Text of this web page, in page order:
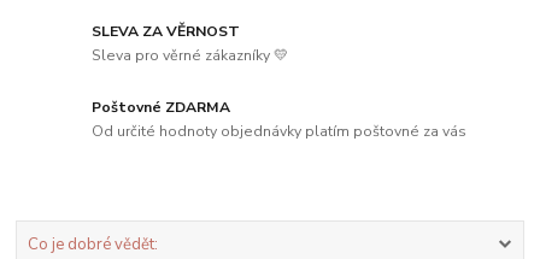
SLEVA ZA VĚRNOST
Sleva pro věrné zákazníky 💛
Poštovné ZDARMA
Od určité hodnoty objednávky platím poštovné za vás
Co je dobré vědět: